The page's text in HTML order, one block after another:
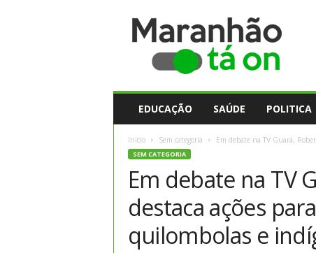
EDUCAÇÃO SAÚDE POLITICA
Início Sem categoria Em debate na TV Guará,
SEM CATEGORIA
Em debate na TV
destaca ações
quilombolas e